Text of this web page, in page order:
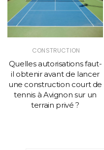
CONSTRUCTION
Quelles autorisations faut-
il obtenir avant de lancer
une construction court de
tennis à Avignon sur un
terrain privé ?